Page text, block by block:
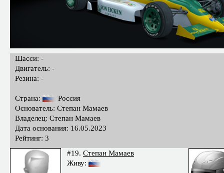
Шасси: -
Двигатель: -
Резина: -
Страна:
Россия
Основатель: Степан Мамаев
Владелец: Степан Мамаев
Дата основания: 16.05.2023
Рейтинг: 3
#19. Степан Мамаев
Живу: